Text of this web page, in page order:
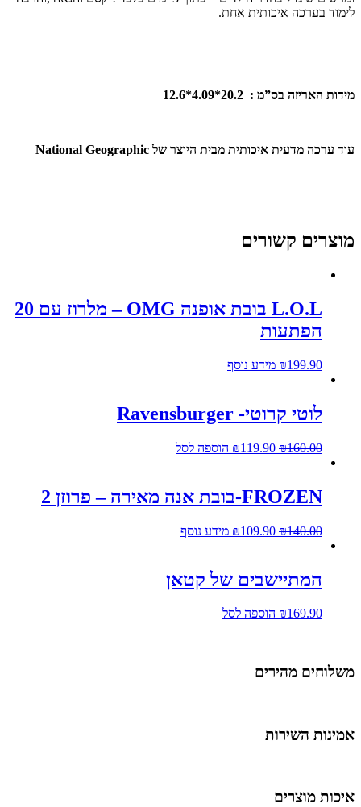
בערכה איכותית אחת.
האריזה בס”מ :
20.2*4.09*12.6
ערכה מדעית איכותית מבית היוצר שלNational Geographic
קשורים
L.O.L בובת אופנה OMG – מלרוז עם 20
הפתעות
₪199.90 מידע נוסף
לוטי קרוטי- Ravensburger
₪160.00
₪119.90 הוספה לסל
FROZEN-בובת אנה מאירה – פרוזן 2
₪140.00
₪109.90 מידע נוסף
המתיישבים של קטאן
₪169.90 הוספה לסל
מהירים
השירות
מוצרים